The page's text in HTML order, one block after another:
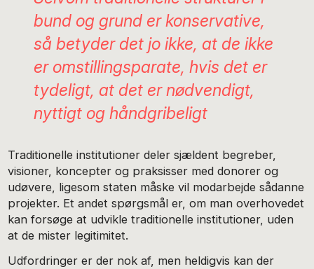
bund og grund er konservative,
så betyder det jo ikke, at de ikke
er omstillingsparate, hvis det er
tydeligt, at det er nødvendigt,
nyttigt og håndgribeligt
Traditionelle institutioner deler sjældent begreber,
visioner, koncepter og praksisser med donorer og
udøvere, ligesom staten måske vil modarbejde sådanne
projekter. Et andet spørgsmål er, om man overhovedet
kan forsøge at udvikle traditionelle institutioner, uden
at de mister legitimitet.
Udfordringer er der nok af, men heldigvis kan der